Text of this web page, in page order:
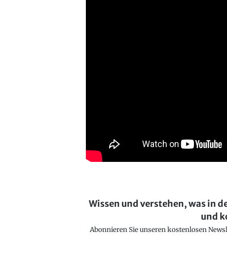
Wissen und verstehen, was in
und
Abonnieren Sie unseren kostenlosen